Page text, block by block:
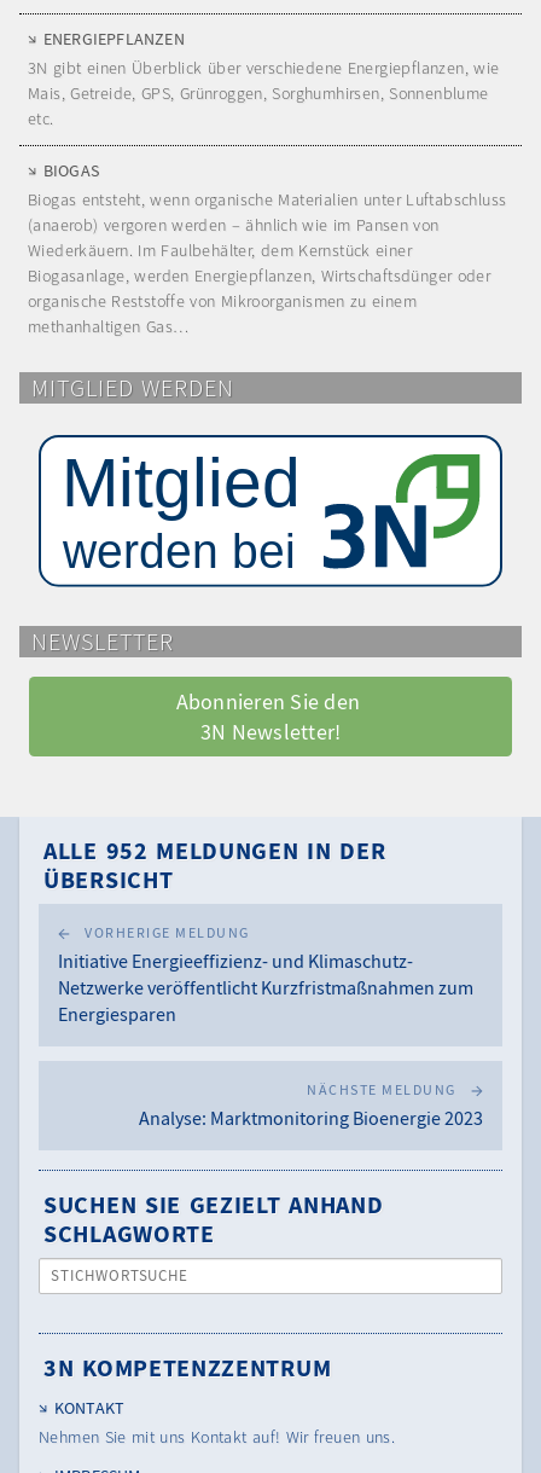
ENERGIEPFLANZEN
3N gibt einen Überblick über verschiedene Energiepflanzen, wie
Mais, Getreide, GPS, Grünroggen, Sorghumhirsen, Sonnenblume
etc.
BIOGAS
Biogas entsteht, wenn organische Materialien unter Luftabschluss
(anaerob) vergoren werden – ähnlich wie im Pansen von
Wiederkäuern. Im Faulbehälter, dem Kernstück einer
Biogasanlage, werden Energiepflanzen, Wirtschaftsdünger oder
organische Reststoffe von Mikroorganismen zu einem
methanhaltigen Gas…
MITGLIED WERDEN
NEWSLETTER
Abonnieren Sie den
3N Newsletter!
ALLE 952 MELDUNGEN IN DER
ÜBERSICHT
VORHERIGE MELDUNG
Initiative Energieeffizienz- und Klimaschutz-
Netzwerke veröffentlicht Kurzfristmaßnahmen zum
Energiesparen
NÄCHSTE MELDUNG
Analyse: Marktmonitoring Bioenergie 2023
SUCHEN SIE GEZIELT ANHAND
SCHLAGWORTE
STICHWORTSUCHE
3N KOMPETENZZENTRUM
KONTAKT
Nehmen Sie mit uns Kontakt auf! Wir freuen uns.